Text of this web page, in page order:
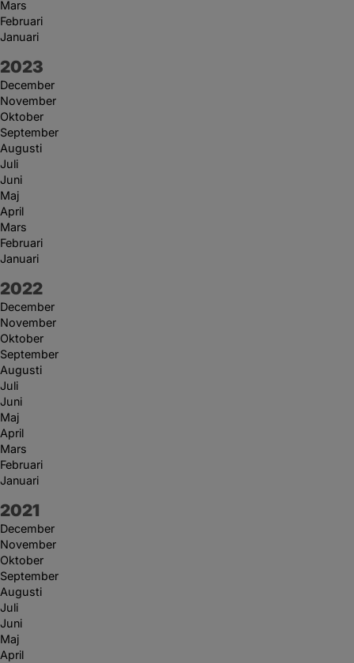
Mars
Februari
Januari
År:
2023
December
November
Oktober
September
Augusti
Juli
Juni
Maj
April
Mars
Februari
Januari
År:
2022
December
November
Oktober
September
Augusti
Juli
Juni
Maj
April
Mars
Februari
Januari
År:
2021
December
November
Oktober
September
Augusti
Juli
Juni
Maj
April